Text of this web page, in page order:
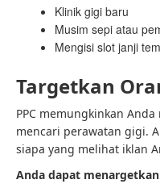
Klinik gigi baru
Musim sepi atau
Mengisi slot janji
Targetkan
PPC memungkinkan
mencari perawatan gigi.
siapa yang melihat iklan
Anda dapat